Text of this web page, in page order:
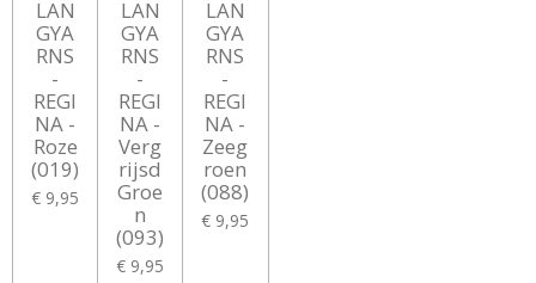
LAN
GYA
RNS
-
REGI
NA -
Roze
(019)
€ 9,95
LAN
GYA
RNS
-
REGI
NA -
Verg
rijsd
Groe
n
(093)
€ 9,95
LAN
GYA
RNS
-
REGI
NA -
Zeeg
roen
(088)
€ 9,95